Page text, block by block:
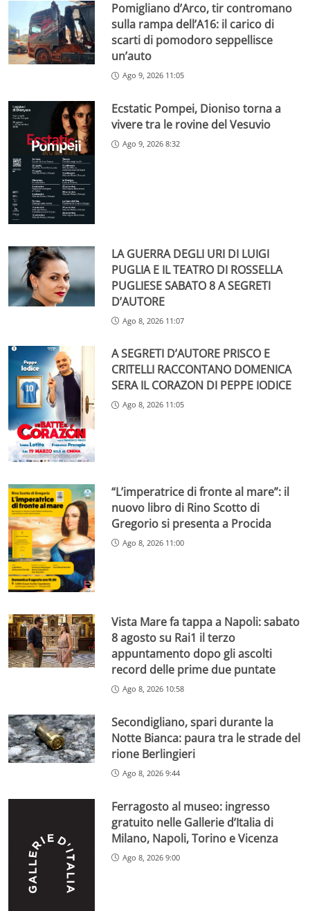
Pomigliano d’Arco, tir contromano
sulla rampa dell’A16: il carico di
scarti di pomodoro seppellisce
un’auto
Ago 9, 2026 11:05
Ecstatic Pompei, Dioniso torna a
vivere tra le rovine del Vesuvio
Ago 9, 2026 8:32
LA GUERRA DEGLI URI DI LUIGI
PUGLIA E IL TEATRO DI ROSSELLA
PUGLIESE SABATO 8 A SEGRETI
D’AUTORE
Ago 8, 2026 11:07
A SEGRETI D’AUTORE PRISCO E
CRITELLI RACCONTANO DOMENICA
SERA IL CORAZON DI PEPPE IODICE
Ago 8, 2026 11:05
“L’imperatrice di fronte al mare”: il
nuovo libro di Rino Scotto di
Gregorio si presenta a Procida
Ago 8, 2026 11:00
Vista Mare fa tappa a Napoli: sabato
8 agosto su Rai1 il terzo
appuntamento dopo gli ascolti
record delle prime due puntate
Ago 8, 2026 10:58
Secondigliano, spari durante la
Notte Bianca: paura tra le strade del
rione Berlingieri
Ago 8, 2026 9:44
Ferragosto al museo: ingresso
gratuito nelle Gallerie d’Italia di
Milano, Napoli, Torino e Vicenza
Ago 8, 2026 9:00